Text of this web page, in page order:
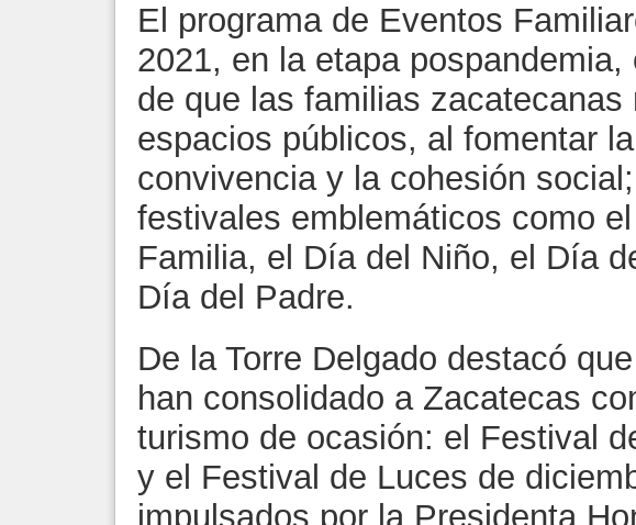
El programa de Eventos
2021, en la etapa
de que las familias zacatecanas
espacios públicos, al fomentar
convivencia y la cohesión
festivales emblemáticos como
Familia, el Día del Niño, el Día
Día del Padre.
De la Torre Delgado destacó
han consolidado a Zacatecas
turismo de ocasión: el Festival
y el Festival de Luces de
impulsados por la Presidenta